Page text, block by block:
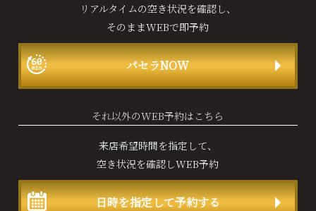
リアルタイムの空き状況を確認し、
そのままWEBで即予約
パセラNOW
それ以外のWEB予約はこちら
来店希望時間を指定して、
空き状況を確認しWEB予約
日時を指定して予約する